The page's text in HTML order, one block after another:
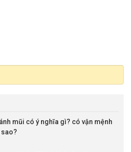
mũi có ý nghĩa gì? có vận mệnh